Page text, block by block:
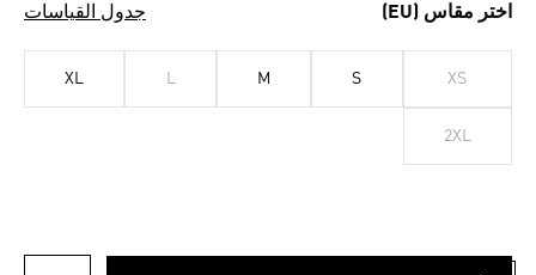
اختر مقاس (EU) جدول القياسات
XS
S
M
L
XL
2XL